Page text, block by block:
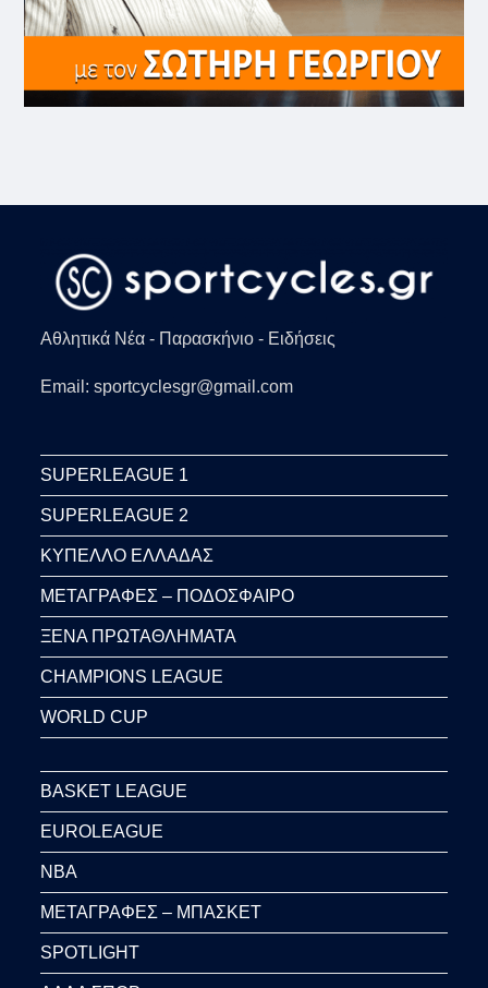
Αθλητικά Νέα - Παρασκήνιο - Ειδήσεις
Email: sportcyclesgr@gmail.com
SUPERLEAGUE 1
SUPERLEAGUE 2
ΚΥΠΕΛΛΟ ΕΛΛΑΔΑΣ
ΜΕΤΑΓΡΑΦΕΣ – ΠΟΔΟΣΦΑΙΡΟ
ΞΕΝΑ ΠΡΩΤΑΘΛΗΜΑΤΑ
CHAMPIONS LEAGUE
WORLD CUP
BASKET LEAGUE
EUROLEAGUE
NBA
ΜΕΤΑΓΡΑΦΕΣ – ΜΠΑΣΚΕΤ
SPOTLIGHT